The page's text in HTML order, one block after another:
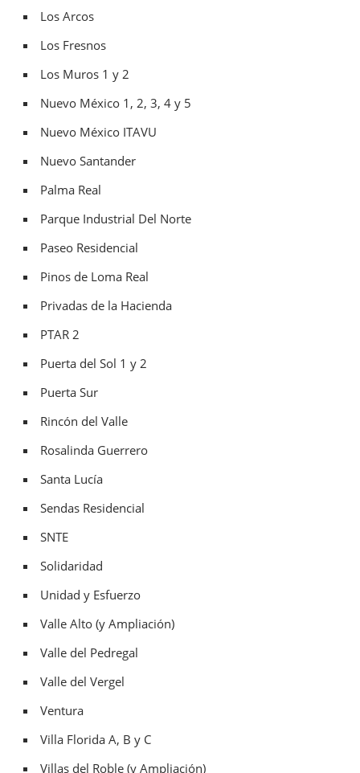
Los Arcos
Los Fresnos
Los Muros 1 y 2
Nuevo México 1, 2, 3, 4 y 5
Nuevo México ITAVU
Nuevo Santander
Palma Real
Parque Industrial Del Norte
Paseo Residencial
Pinos de Loma Real
Privadas de la Hacienda
PTAR 2
Puerta del Sol 1 y 2
Puerta Sur
Rincón del Valle
Rosalinda Guerrero
Santa Lucía
Sendas Residencial
SNTE
Solidaridad
Unidad y Esfuerzo
Valle Alto (y Ampliación)
Valle del Pedregal
Valle del Vergel
Ventura
Villa Florida A, B y C
Villas del Roble (y Ampliación)